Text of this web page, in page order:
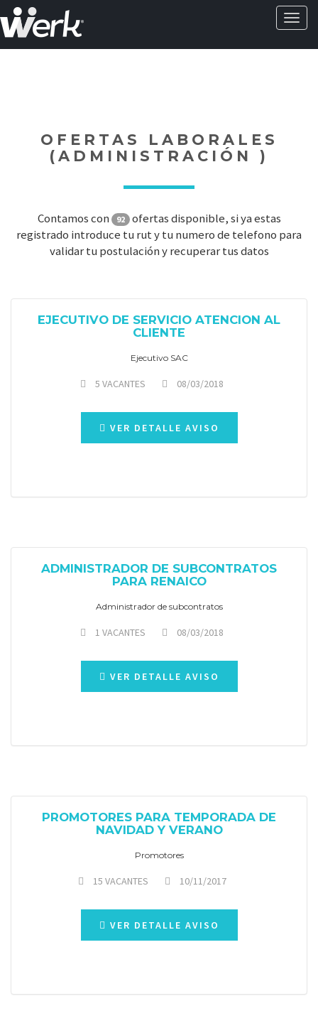
OFERTAS LABORALES
(ADMINISTRACIÓN )
Contamos con 92 ofertas disponible, si ya estas
registrado introduce tu rut y tu numero de telefono para
validar tu postulación y recuperar tus datos
EJECUTIVO DE SERVICIO ATENCION AL
CLIENTE
Ejecutivo SAC
5 VACANTES 08/03/2018
VER DETALLE AVISO
ADMINISTRADOR DE SUBCONTRATOS
PARA RENAICO
Administrador de subcontratos
1 VACANTES 08/03/2018
VER DETALLE AVISO
PROMOTORES PARA TEMPORADA DE
NAVIDAD Y VERANO
Promotores
15 VACANTES 10/11/2017
VER DETALLE AVISO